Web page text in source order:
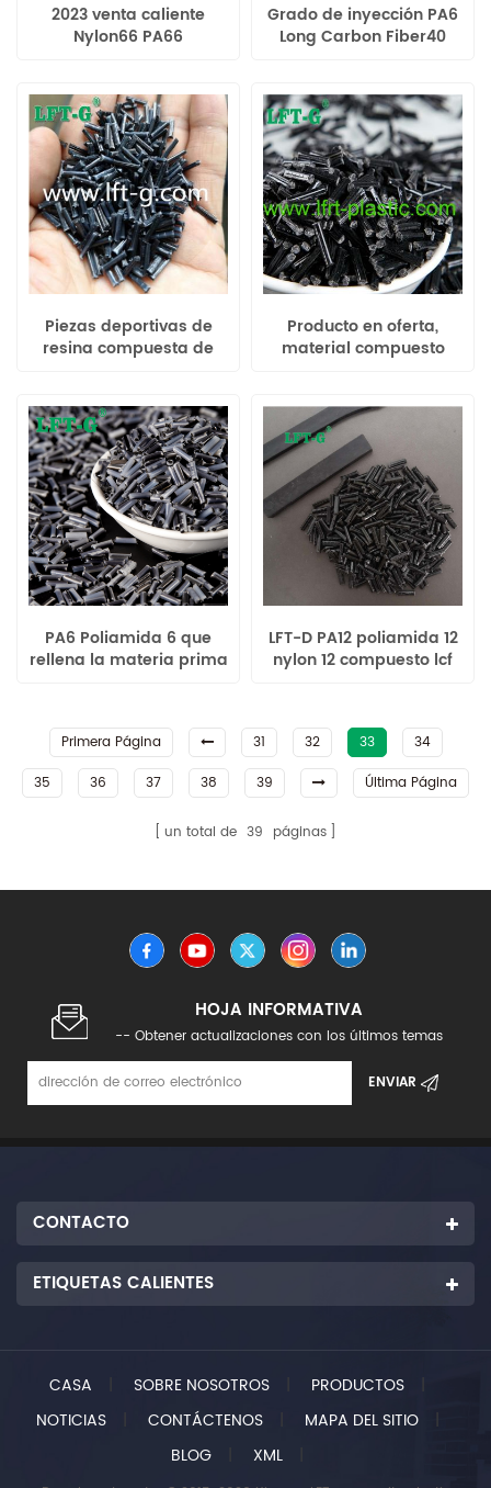
2023 venta caliente
Nylon66 PA66
material color original
Grado de inyección PA6
Long Carbon Fiber40
fabricación de cascos
Piezas deportivas de
resina compuesta de
temperaturas
automotrices
Producto en oferta,
material compuesto
de carbono larga para
la industria
aeroespacial
PA6 Poliamida 6 que
rellena la materia prima
lcf40
LFT-D PA12 poliamida 12
nylon 12 compuesto lcf
Primera Página 31 32 33
34
35
36 37 38 39 Última Página
un total de 39 páginas
HOJA INFORMATIVA
-- Obtener actualizaciones con los últimos temas
CONTACTO
ETIQUETAS CALIENTES
CASA SOBRE NOSOTROS PRODUCTOS
NOTICIAS
CONTÁCTENOS MAPA DEL SITIO
BLOG
XML